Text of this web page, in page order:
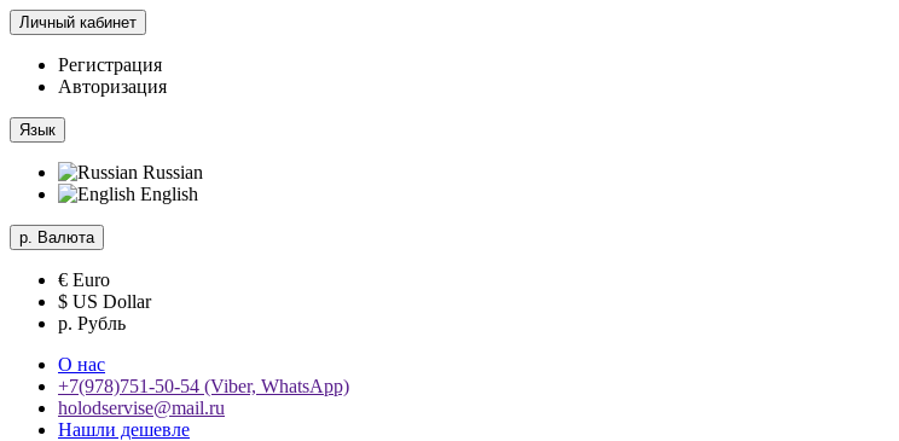
Личный кабинет
Регистрация
Авторизация
Язык
Russian
English
р. Валюта
€ Euro
$ US Dollar
р. Рубль
О нас
+7(978)751-50-54 (Viber, WhatsApp)
holodservise@mail.ru
Нашли дешевле